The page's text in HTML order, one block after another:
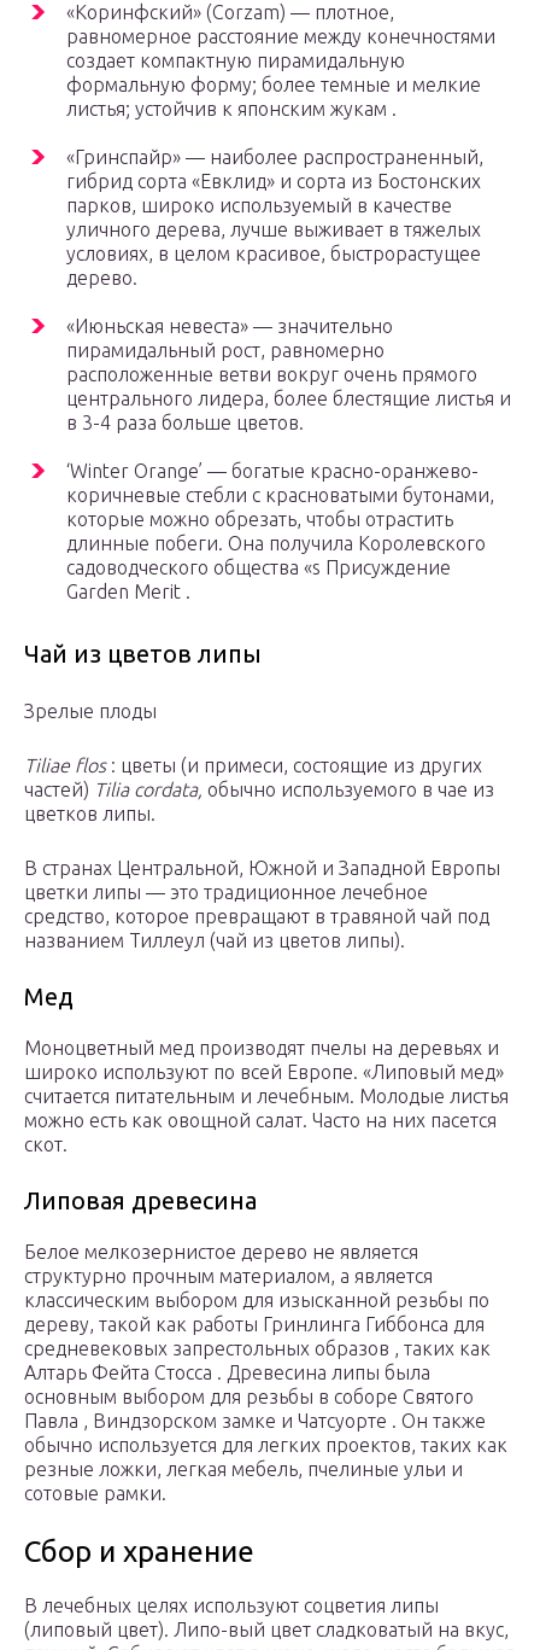
«Коринфский» (Corzam) — плотное,
равномерное расстояние между конечностями
создает компактную пирамидальную
формальную форму; более темные и мелкие
листья; устойчив к японским жукам .
«Гринспайр» — наиболее распространенный,
гибрид сорта «Евклид» и сорта из Бостонских
парков, широко используемый в качестве
уличного дерева, лучше выживает в тяжелых
условиях, в целом красивое, быстрорастущее
дерево.
«Июньская невеста» — значительно
пирамидальный рост, равномерно
расположенные ветви вокруг очень прямого
центрального лидера, более блестящие листья и
в 3-4 раза больше цветов.
‘Winter Orange’ — богатые красно-оранжево-
коричневые стебли с красноватыми бутонами,
которые можно обрезать, чтобы отрастить
длинные побеги. Она получила Королевского
садоводческого общества «s Присуждение
Garden Merit .
Чай из цветов липы
Зрелые плоды
Tiliae flos: цветы (и примеси, состоящие из других
частей) Tilia cordata, обычно используемого в чае из
цветков липы.
В странах Центральной, Южной и Западной Европы
цветки липы — это традиционное лечебное
средство, которое превращают в травяной чай под
названием Тиллеул (чай из цветов липы).
Мед
Моноцветный мед производят пчелы на деревьях и
широко используют по всей Европе. «Липовый мед»
считается питательным и лечебным. Молодые листья
можно есть как овощной салат. Часто на них пасется
скот.
Липовая древесина
Белое мелкозернистое дерево не является
структурно прочным материалом, а является
классическим выбором для изысканной резьбы по
дереву, такой как работы Гринлинга Гиббонса для
средневековых запрестольных образов , таких как
Алтарь Фейта Стосса . Древесина липы была
основным выбором для резьбы в соборе Святого
Павла , Виндзорском замке и Чатсуорте . Он также
обычно используется для легких проектов, таких как
резные ложки, легкая мебель, пчелиные ульи и
сотовые рамки.
Сбор и хранение
В лечебных целях используют соцветия липы
(липовый цвет). Липо-вый цвет сладковатый на вкус,